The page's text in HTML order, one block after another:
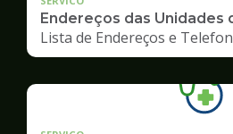
Endereços das Unidades
Lista de Endereços e